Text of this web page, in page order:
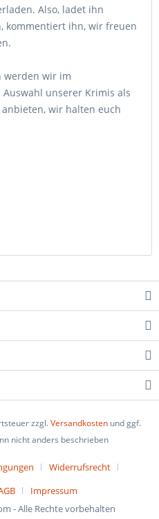
Also, ladet ihn
kommentiert ihn, wir freuen
werden wir im
unserer Krimis als
wir halten euch
zzgl.Versandkosten und ggf.
nicht anders beschrieben
Widerrufsrecht
Impressum
- Alle Rechte vorbehalten